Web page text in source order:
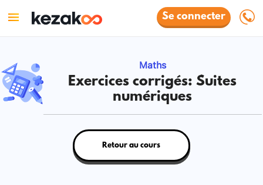
Se connecter
Maths
Exercices corrigés: Suites
numériques
Retour au cours